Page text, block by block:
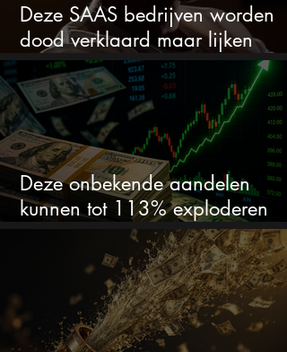
Deze SAAS bedrijven worden
dood verklaard maar lijken
springlevend
Deze onbekende aandelen
kunnen tot 113% exploderen
(één springt eruit)